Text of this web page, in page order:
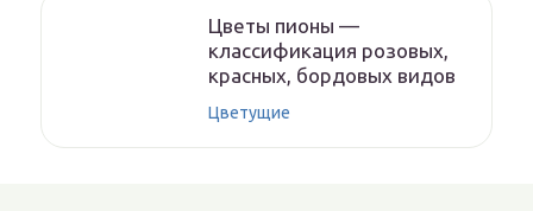
Цветы пионы —
классификация розовых,
красных, бордовых видов
Цветущие